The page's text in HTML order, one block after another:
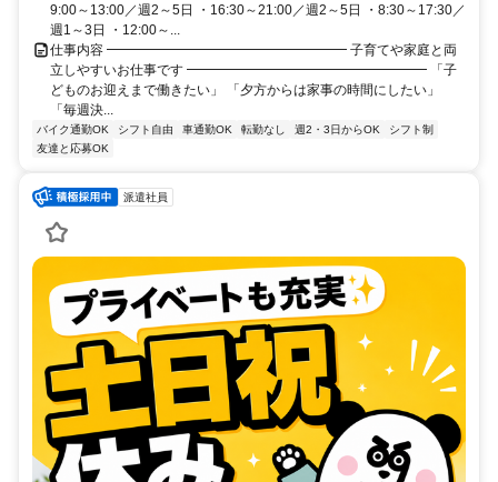
9:00～13:00／週2～5日 ・16:30～21:00／週2～5日 ・8:30～17:30／
週1～3日 ・12:00～...
仕事内容 ━━━━━━━━━━━━━━━━━━ 子育てや家庭と両
立しやすいお仕事です ━━━━━━━━━━━━━━━━━━ 「子
どものお迎えまで働きたい」 「夕方からは家事の時間にしたい」
「毎週決...
バイク通勤OK シフト自由 車通勤OK 転勤なし 週2・3日からOK
シフト制
友達と応募OK
派遣社員